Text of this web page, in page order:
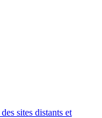
sites distants et